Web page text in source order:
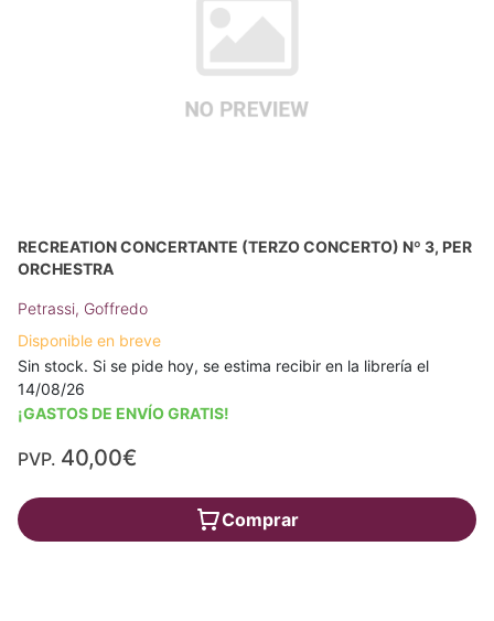
RECREATION CONCERTANTE (TERZO CONCERTO) Nº 3, PER
ORCHESTRA
Petrassi, Goffredo
Disponible en breve
Sin stock. Si se pide hoy, se estima recibir en la librería el
14/08/26
¡GASTOS DE ENVÍO GRATIS!
PVP. 40,00€
Comprar